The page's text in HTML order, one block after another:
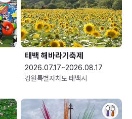
태백 해바라기축제
2026.07.17~2026.08.17
강원특별자치도 태백시